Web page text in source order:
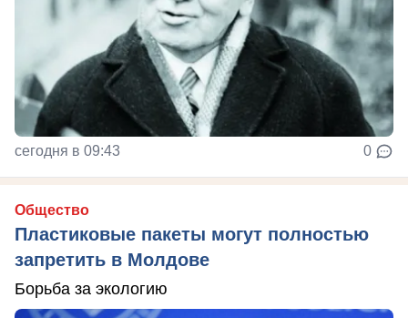
сегодня в 09:43 0
Общество
Пластиковые пакеты могут полностью
запретить в Молдове
Борьба за экологию